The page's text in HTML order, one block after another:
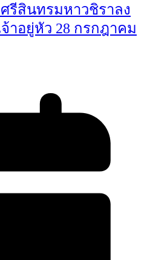
รีสินทรมหาวชิราลง
าอยู่หัว 28 กรกฎาคม